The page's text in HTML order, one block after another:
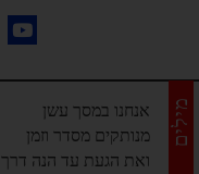
מילים
אנחנו במסך עשן
מנותקים מסדר וזמן
ואת הגעת עד הנה דרך